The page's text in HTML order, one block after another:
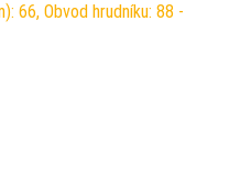
66, Obvod hrudníku: 88 -